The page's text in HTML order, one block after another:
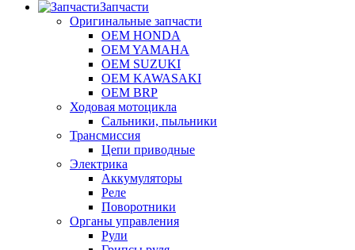
Запчасти
Оригинальные запчасти
OEM HONDA
OEM YAMAHA
OEM SUZUKI
OEM KAWASAKI
OEM BRP
Ходовая мотоцикла
Сальники, пыльники
Трансмиссия
Цепи приводные
Электрика
Аккумуляторы
Реле
Поворотники
Органы управления
Рули